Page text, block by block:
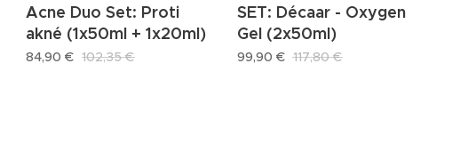
Acne Duo Set: Proti
akné (1x50ml + 1x20ml)
84,90 € 102,35€
SET: Décaar - Oxygen
Gel (2x50ml)
99,90 € 117,80€